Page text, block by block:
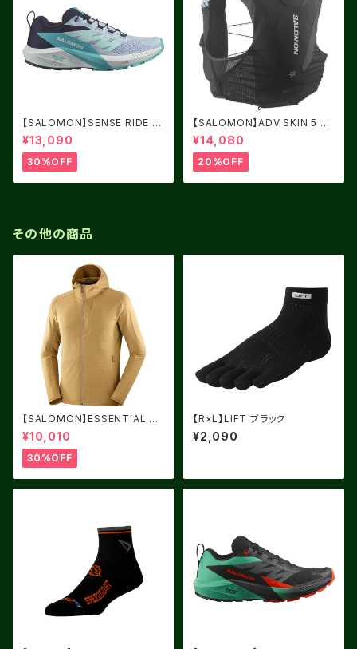
【SALOMON】SENSE RIDE 5
Women Cashmere Blue / C
arbon / Peacock Blue
¥13,090
30%OFF
【SALOMON】ADV SKIN 5 BL
ACK
¥14,080
20%OFF
その他の商品
【SALOMON】ESSENTIAL LI
GHT WARM フード付 ANTIQ
UE BRONZE
¥10,010
30%OFF
【R×L】LIFT ブラック
¥2,090